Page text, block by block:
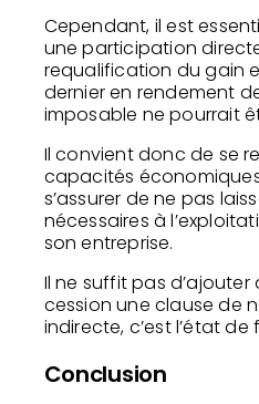
Cependant, il est
une participation
requalification du gain
dernier en rendement
imposable ne pourrait
Il convient donc de se
capacités
s’assurer de ne pas
nécessaires à
son entreprise.
Il ne suffit pas
cession une clause de
indirecte, c’est l’état
Conclusion